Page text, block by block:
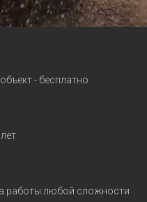
- бесплатно
работы любой сложности